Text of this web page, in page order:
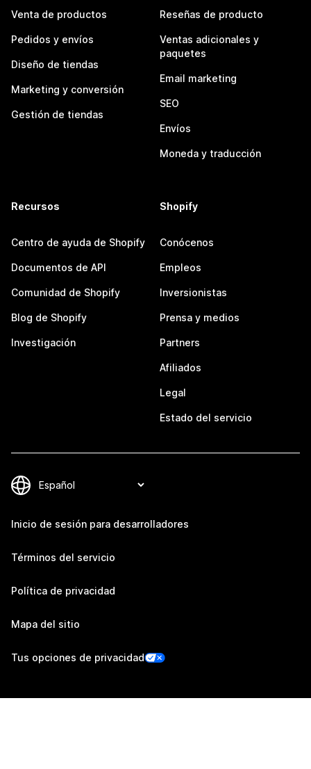
Venta de productos
Pedidos y envíos
Diseño de tiendas
Marketing y conversión
Gestión de tiendas
Reseñas de producto
Ventas adicionales y
paquetes
Email marketing
SEO
Envíos
Moneda y traducción
Recursos
Centro de ayuda de Shopify
Documentos de API
Comunidad de Shopify
Blog de Shopify
Investigación
Shopify
Conócenos
Empleos
Inversionistas
Prensa y medios
Partners
Afiliados
Legal
Estado del servicio
Inicio de sesión para desarrolladores
Términos del servicio
Política de privacidad
Mapa del sitio
Tus opciones de privacidad